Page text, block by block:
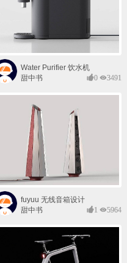
Water Purifier 饮水机
甜中书
0 3491
fuyuu 无线音箱设计
甜中书
1 5964